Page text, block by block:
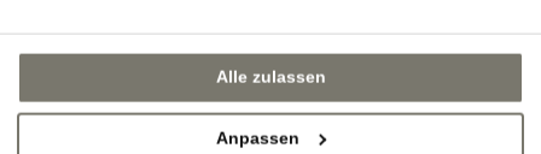
Alle zulassen
Anpassen